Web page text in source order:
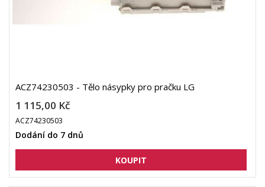
ACZ74230503 - Tělo násypky pro pračku LG
1 115,00 Kč
ACZ74230503
Dodání do 7 dnů